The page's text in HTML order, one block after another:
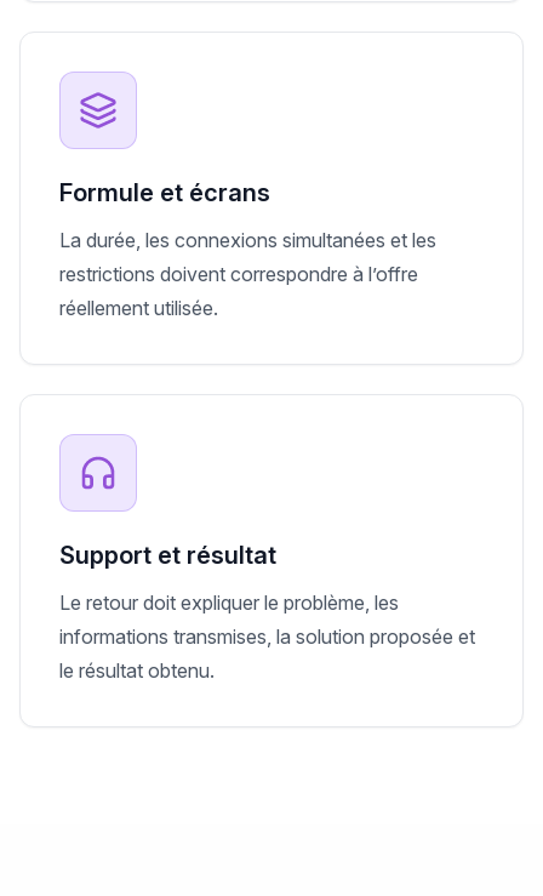
Formule et écrans
La durée, les connexions simultanées et les
restrictions doivent correspondre à l’offre
réellement utilisée.
Support et résultat
Le retour doit expliquer le problème, les
informations transmises, la solution proposée et
le résultat obtenu.